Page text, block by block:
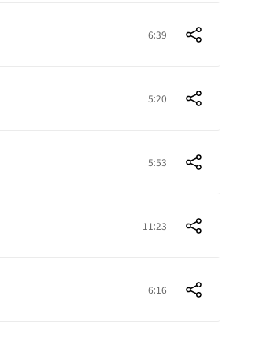
6:39
5:20
5:53
11:23
6:16